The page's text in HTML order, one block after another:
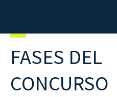
FASES DEL
CONCURSO